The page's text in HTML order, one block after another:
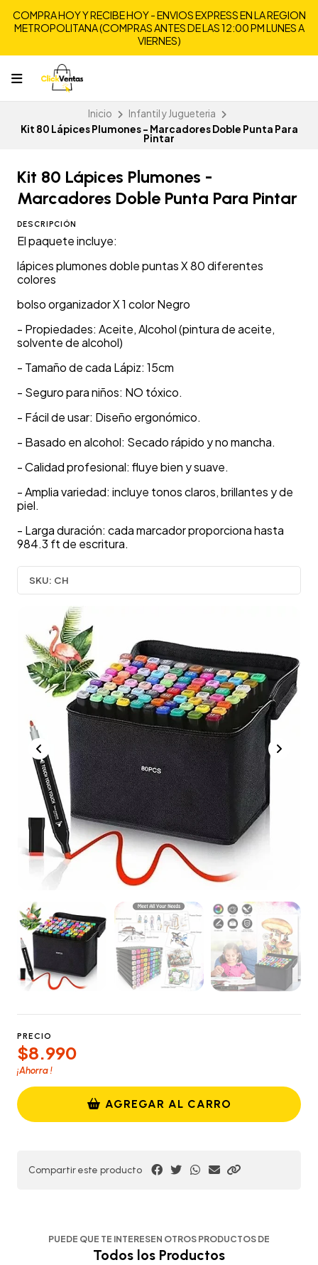
COMPRA HOY Y RECIBE HOY - ENVIOS EXPRESS EN LA REGION
METROPOLITANA (COMPRAS ANTES DE LAS 12:00 PM LUNES A
VIERNES)
Inicio
Infantil y Jugueteria
Kit 80 Lápices Plumones - Marcadores Doble Punta Para
Pintar
Kit 80 Lápices Plumones -
Marcadores Doble Punta Para Pintar
DESCRIPCIÓN
El paquete incluye:
lápices plumones doble puntas X 80 diferentes
colores
bolso organizador X 1 color Negro
- Propiedades: Aceite, Alcohol (pintura de aceite,
solvente de alcohol)
- Tamaño de cada Lápiz: 15cm
- Seguro para niños: NO tóxico.
- Fácil de usar: Diseño ergonómico.
- Basado en alcohol: Secado rápido y no mancha.
- Calidad profesional: fluye bien y suave.
- Amplia variedad: incluye tonos claros, brillantes y de
piel.
- Larga duración: cada marcador proporciona hasta
984.3 ft de escritura.
SKU: CH
PRECIO
$8.990
¡Ahorra!
AGREGAR AL CARRO
Compartir este producto
PUEDE QUE TE INTERESEN OTROS PRODUCTOS DE
Todos los Productos